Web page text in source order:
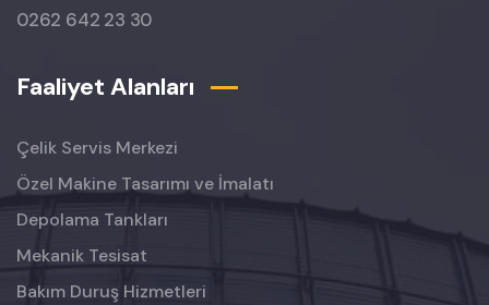
0262 642 23 30
Faaliyet Alanları
Çelik Servis Merkezi
Özel Makine Tasarımı ve İmalatı
Depolama Tankları
Mekanik Tesisat
Bakım Duruş Hizmetleri